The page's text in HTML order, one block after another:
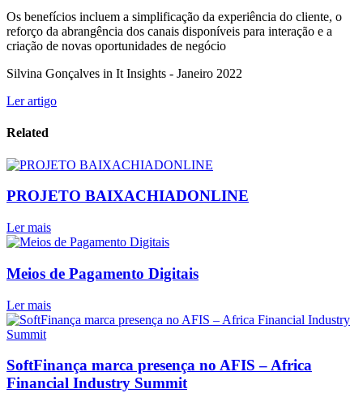
Os benefícios incluem a simplificação da experiência do cliente, o
reforço da abrangência dos canais disponíveis para interação e a
criação de novas oportunidades de negócio
Silvina Gonçalves in It Insights - Janeiro 2022
Ler artigo
Related
PROJETO BAIXACHIADONLINE
Ler mais
Meios de Pagamento Digitais
Ler mais
SoftFinança marca presença no AFIS – Africa
Financial Industry Summit